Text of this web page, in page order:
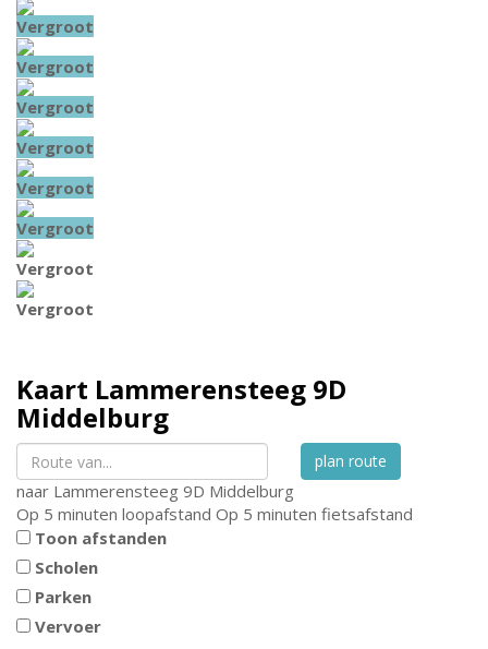
Vergroot
Vergroot
Vergroot
Vergroot
Vergroot
Vergroot
Vergroot
Vergroot
Kaart Lammerensteeg 9D
Middelburg
plan route
naar Lammerensteeg 9D Middelburg
Op 5 minuten loopafstand Op 5 minuten fietsafstand
Toon afstanden
Scholen
Parken
Vervoer